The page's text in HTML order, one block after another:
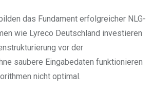
das Fundament erfolgreicher NLG-
wie Lyreco Deutschland investieren
vor der
saubere Eingabedaten funktionieren
nicht optimal.